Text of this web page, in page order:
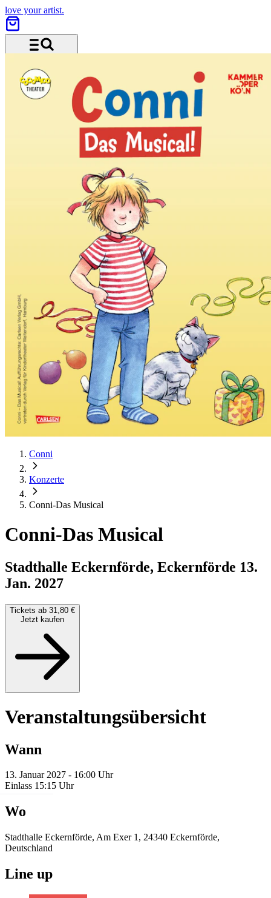
love your artist.
Conni
Konzerte
Conni-Das Musical
Conni-Das Musical
Stadthalle Eckernförde, Eckernförde 13.
Jan. 2027
Tickets ab 31,80 €
Jetzt kaufen
Veranstaltungsübersicht
Wann
13. Januar 2027 - 16:00 Uhr
Einlass 15:15 Uhr
Wo
Stadthalle Eckernförde, Am Exer 1, 24340 Eckernförde,
Deutschland
Line up